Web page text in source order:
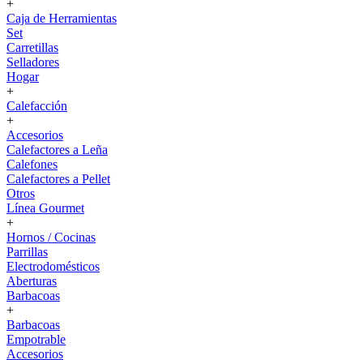
+
Caja de Herramientas
Set
Carretillas
Selladores
Hogar
+
Calefacción
+
Accesorios
Calefactores a Leña
Calefones
Calefactores a Pellet
Otros
Línea Gourmet
+
Hornos / Cocinas
Parrillas
Electrodomésticos
Aberturas
Barbacoas
+
Barbacoas
Empotrable
Accesorios